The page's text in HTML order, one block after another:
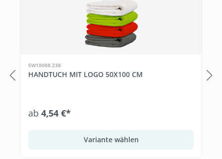
SW10008.238
HANDTUCH MIT LOGO 50X100 CM
ab 4,54 €*
Variante wählen